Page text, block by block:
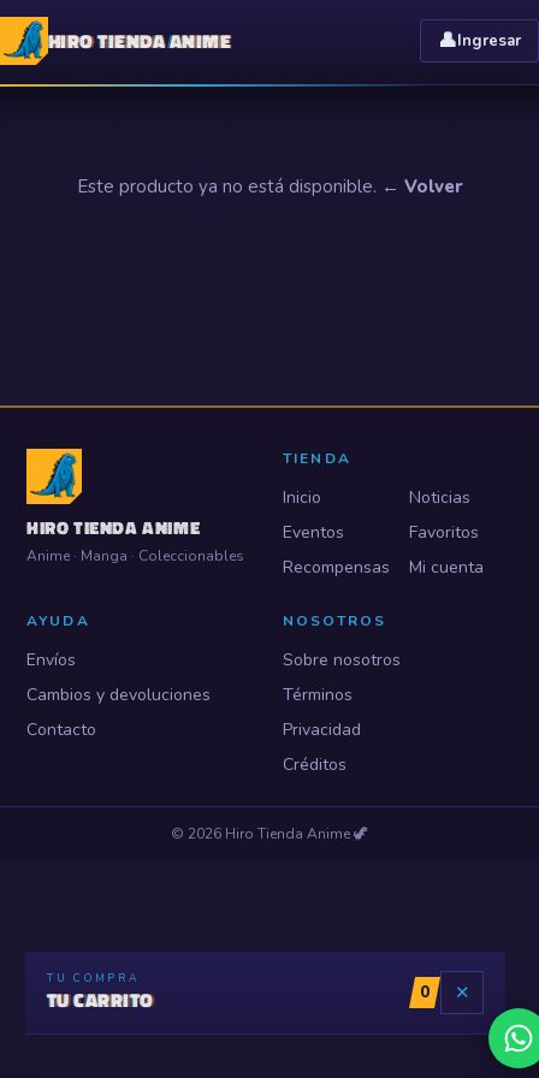
HIRO TIENDA ANIME 👤Ingresar
Este producto ya no está disponible. ← Volver
HIRO TIENDA ANIME
Anime · Manga · Coleccionables
TIENDA
Inicio
Noticias
Eventos
Favoritos
Recompensas
Mi cuenta
AYUDA
Envíos
Cambios y devoluciones
Contacto
NOSOTROS
Sobre nosotros
Términos
Privacidad
Créditos
© 2026 Hiro Tienda Anime🦖
TU COMPRA
TU CARRITO 0 ✕